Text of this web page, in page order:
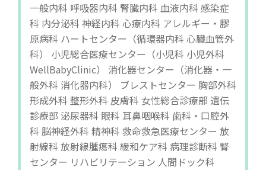
一般内科 呼吸器内科 腎臓内科 血液内科 感染症
科 内分泌科 神経内科 心療内科 アレルギー・膠
原病科 ハートセンター（循環器内科 心臓血管外
科） 小児総合医療センター（小児科 小児外科
WellBabyClinic） 消化器センター（消化器・一
般外科 消化器内科） ブレストセンター 胸部外科
形成外科 整形外科 皮膚科 女性総合診療部 遺伝
診療部 泌尿器科 眼科 耳鼻咽喉科 歯科・口腔外
科 脳神経外科 精神科 救命救急医療センター 放
射線科 放射線腫瘍科 緩和ケア科 病理診断科 腎
センター リハビリテーション 人間ドック科